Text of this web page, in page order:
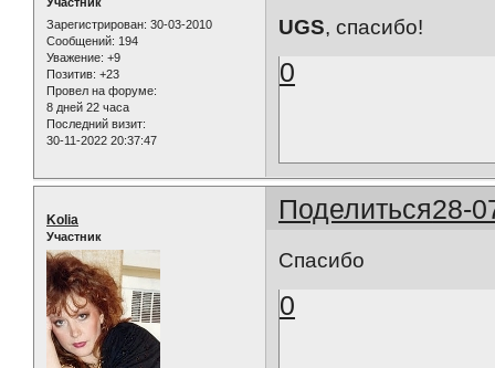
Зарегистрирован: 30-03-2010
Сообщений: 194
Уважение: +9
Позитив: +23
Провел на форуме:
8 дней 22 часа
Последний визит:
30-11-2022 20:37:47
UGS, спасибо!
0
Поделиться28-
Kolia
Участник
Спасибо
0